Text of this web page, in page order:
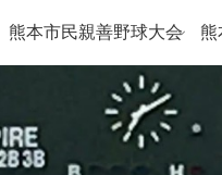
熊本市民親善野球大会 熊